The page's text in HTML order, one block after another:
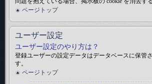
ページトップ
ユーザー設定
ユーザー設定のやり方は？
登録ユーザーの設定データはデータベースに保管
す。
ページトップ